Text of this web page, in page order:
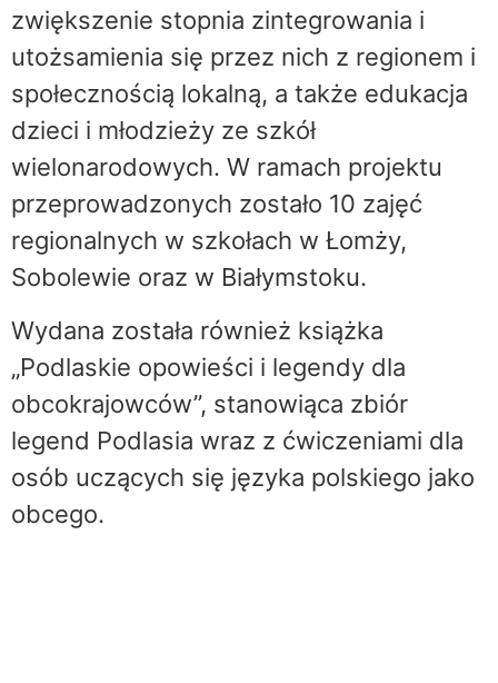
zwiększenie stopnia zintegrowania i
utożsamienia się przez nich z regionem i
społecznością lokalną, a także edukacja
dzieci i młodzieży ze szkół
wielonarodowych. W ramach projektu
przeprowadzonych zostało 10 zajęć
regionalnych w szkołach w Łomży,
Sobolewie oraz w Białymstoku.
Wydana została również książka
„Podlaskie opowieści i legendy dla
obcokrajowców”, stanowiąca zbiór
legend Podlasia wraz z ćwiczeniami dla
osób uczących się języka polskiego jako
obcego.